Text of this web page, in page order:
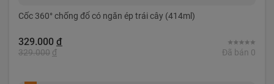
Cốc 360° chống đổ có ngăn ép trái cây (414ml)
329.000 đ
329.000 đ Đã bán 0